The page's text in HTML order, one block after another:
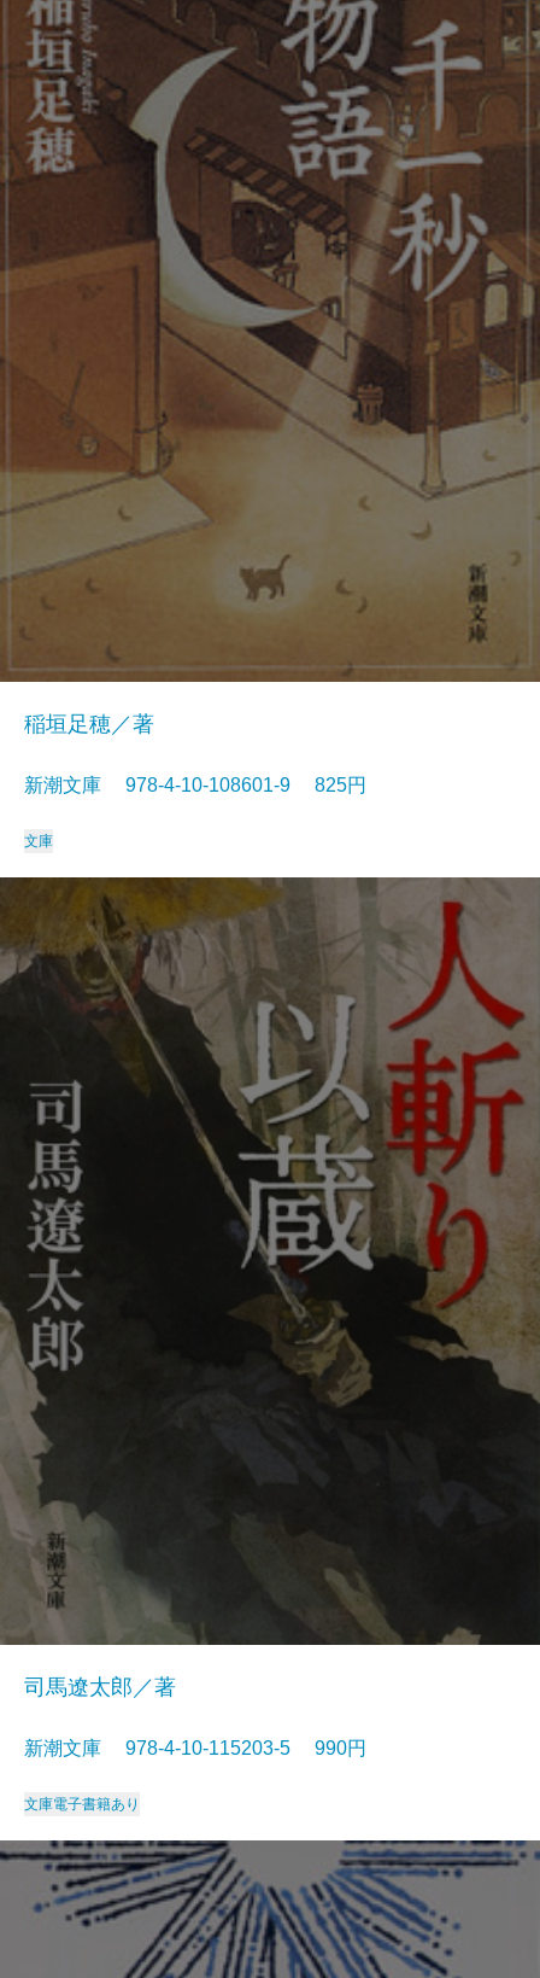
稲垣足穂／著
新潮文庫 978-4-10-108601-9 825円
文庫
司馬遼太郎／著
新潮文庫 978-4-10-115203-5 990円
文庫電子書籍あり